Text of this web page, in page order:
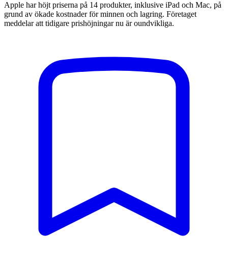
Apple har höjt priserna på 14 produkter, inklusive iPad och Mac, på
grund av ökade kostnader för minnen och lagring. Företaget
meddelar att tidigare prishöjningar nu är oundvikliga.